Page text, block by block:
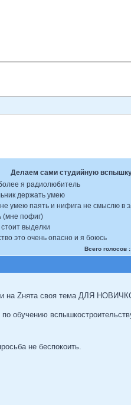
Делаем сами студийную
я радиолюбитель
держать умею
умею паять и нифига не смыслю в
(мне пофиг)
выделки
это очень опасно и я боюсь
Всего голосов :
на Zнята своя тема ДЛЯ
по обучению
не беспокоить.